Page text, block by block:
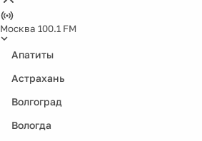
Москва 100.1 FM
Апатиты
Астрахань
Волгоград
Вологда